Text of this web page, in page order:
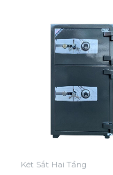
Két Sắt Hai Tầng